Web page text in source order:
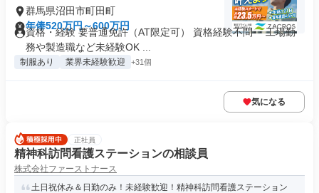
群馬県沼田市町田町
年俸520万円～600万円
資格・経験 要普通免許（AT限定可） 資格経験不問 ・工場勤
務や製造職など未経験OK ...
制服あり 業界未経験歓迎 +31個
気になる
正社員
精神科訪問看護ステーションの相談員
株式会社ファーストナース
土日祝休み＆日勤のみ！未経験歓迎！精神科訪問看護ステーション